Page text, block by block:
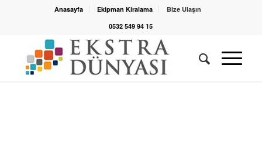
Anasayfa Ekipman Kiralama
Bize Ulaşın
0532 549 94 15